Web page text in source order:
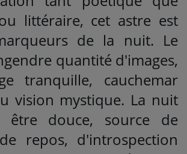
littéraire, cet astre est
de la nuit. Le
quantité d'images,
tranquille, cauchemar
vision mystique. La nuit
être douce, source de
repos, d'introspection